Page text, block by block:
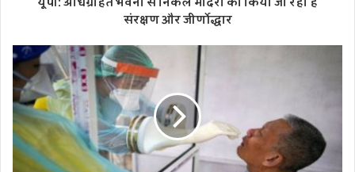
संरक्षण और जीर्णोद्धार